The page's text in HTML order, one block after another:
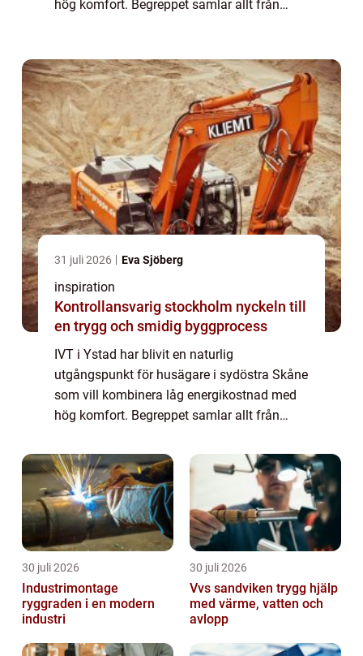
hög komfort. Begreppet samlar allt från
31 juli 2026 Eva Sjöberg
inspiration
Kontrollansvarig stockholm nyckeln till
en trygg och smidig byggprocess
IVT i Ystad har blivit en naturlig
utgångspunkt för husägare i sydöstra Skåne
som vill kombinera låg energikostnad med
hög komfort. Begreppet samlar allt från
30 juli 2026
Industrimontage
ryggraden i en modern
industri
30 juli 2026
Vvs sandviken trygg hjälp
med värme, vatten och
avlopp